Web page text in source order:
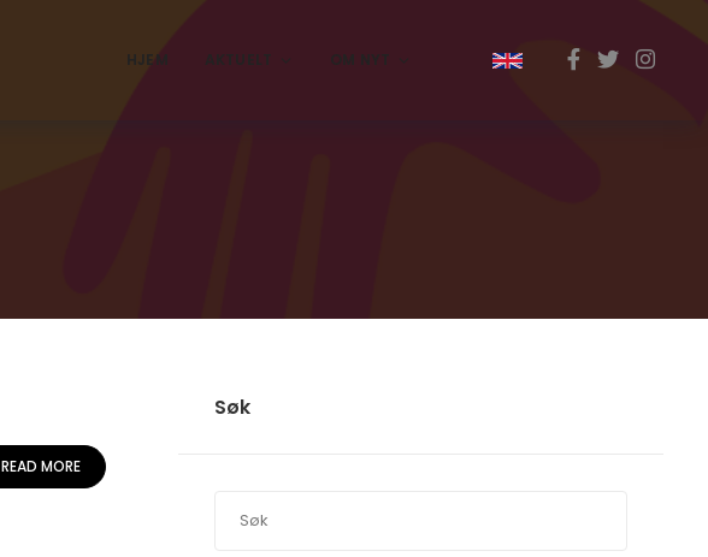
HJEM AKTUELT OM NYT
READ MORE
Søk